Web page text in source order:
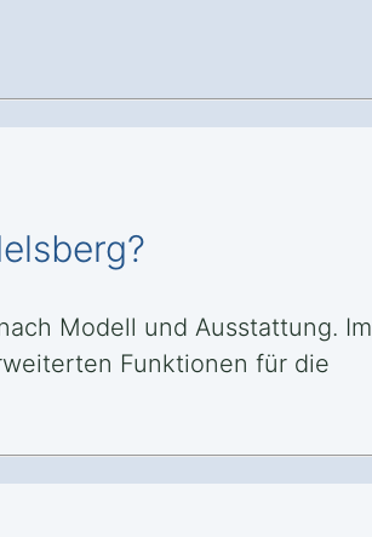
Modell und Ausstattung. Im
Funktionen für die